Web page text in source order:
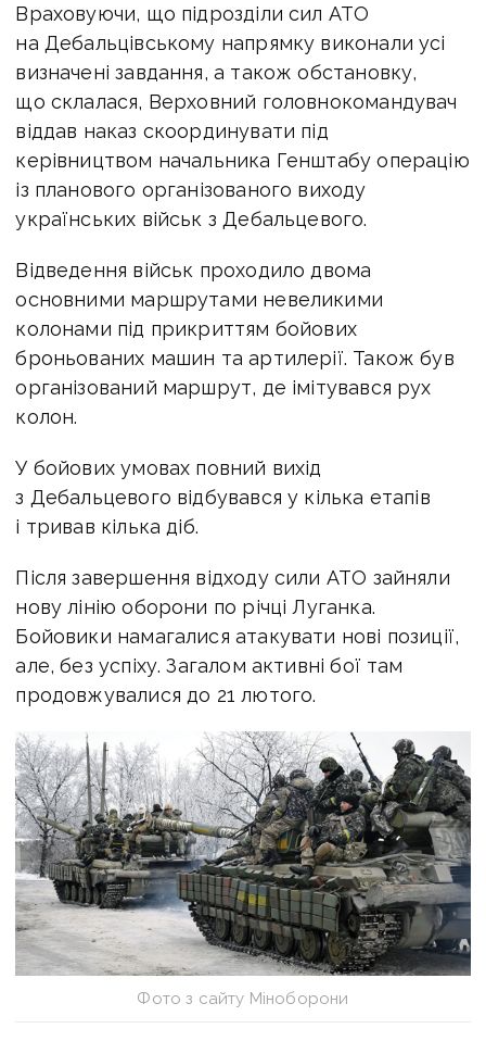
Враховуючи, що підрозділи сил АТО
на Дебальцівському напрямку виконали усі
визначені завдання, а також обстановку,
що склалася, Верховний головнокомандувач
віддав наказ скоординувати під
керівництвом начальника Генштабу операцію
із планового організованого виходу
українських військ з Дебальцевого.
Відведення військ проходило двома
основними маршрутами невеликими
колонами під прикриттям бойових
броньованих машин та артилерії. Також був
організований маршрут, де імітувався рух
колон.
У бойових умовах повний вихід
з Дебальцевого відбувався у кілька етапів
і тривав кілька діб.
Після завершення відходу сили АТО зайняли
нову лінію оборони по річці Луганка.
Бойовики намагалися атакувати нові позиції,
але, без успіху. Загалом активні бої там
продовжувалися до 21 лютого.
Фото з сайту Міноборони